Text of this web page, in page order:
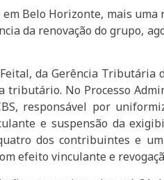
Belo Horizonte, mais
da renovação do grupo,
da Gerência
No Processo
responsável por
e suspensão da
dos contribuintes e
efeito vinculante e